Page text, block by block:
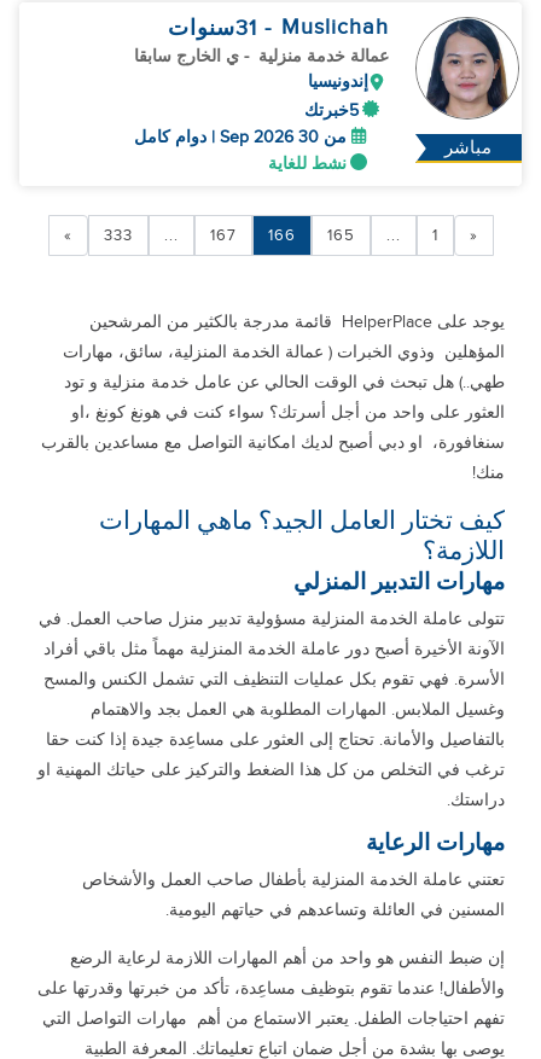
مباشر
Muslichah
- 31 سنوات
عمالة خدمة منزلية - ي الخارج سابقا
إندونيسيا
5خبرتك
من 30 Sep 2026 | دوام كامل
نشط للغاية
«
1
...
165
166
167
...
333
»
يوجد على HelperPlace قائمة مدرجة بالكثير من المرشحين
المؤهلين وذوي الخبرات ( عمالة الخدمة المنزلية، سائق، مهارات
طهي..) هل تبحث في الوقت الحالي عن عامل خدمة منزلية و تود
العثور على واحد من أجل أسرتك؟ سواء كنت في هونغ كونغ ،او
سنغافورة، او دبي أصبح لديك امكانية التواصل مع مساعدين بالقرب
منك!
كيف تختار العامل الجيد؟ ماهي المهارات
اللازمة؟
مهارات التدبير المنزلي
تتولى عاملة الخدمة المنزلية مسؤولية تدبير منزل صاحب العمل. في
الآونة الأخيرة أصبح دور عاملة الخدمة المنزلية مهماً مثل باقي أفراد
الأسرة. فهي تقوم بكل عمليات التنظيف التي تشمل الكنس والمسح
وغسيل الملابس. المهارات المطلوبة هي العمل بجد والاهتمام
بالتفاصيل والأمانة. تحتاج إلى العثور على مساعِدة جيدة إذا كنت حقا
ترغب في التخلص من كل هذا الضغط والتركيز على حياتك المهنية او
دراستك.
مهارات الرعاية
تعتني عاملة الخدمة المنزلية بأطفال صاحب العمل والأشخاص
المسنين في العائلة وتساعدهم في حياتهم اليومية.
إن ضبط النفس هو واحد من أهم المهارات اللازمة لرعاية الرضع
والأطفال! عندما تقوم بتوظيف مساعِدة، تأكد من خبرتها وقدرتها على
تفهم احتياجات الطفل. يعتبر الاستماع من أهم مهارات التواصل التي
يوصى بها بشدة من أجل ضمان اتباع تعليماتك. المعرفة الطبية